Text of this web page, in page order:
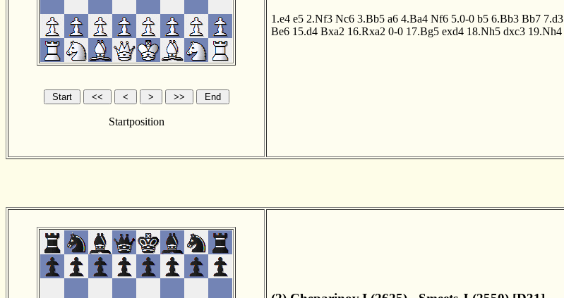
Startposition
1.e4 e5 2.Nf3 Nc6 3.Bb5 a6 4.Ba4 Nf6 5.0-0 b5 6.Bb3 Bb7 7.d3
Be6 15.d4 Bxa2 16.Rxa2 0-0 17.Bg5 exd4 18.Nh5 dxc3 19.Nh4